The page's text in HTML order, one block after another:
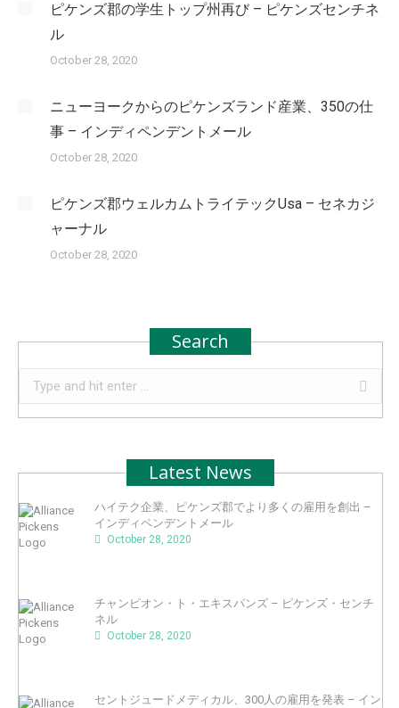
ピケンズ郡の学生トップ州再び – ピケンズセンチネ
ル
October 28, 2020
ニューヨークからのピケンズランド産業、350の仕
事 – インディペンデントメール
October 28, 2020
ピケンズ郡ウェルカムトライテックUsa – セネカジ
ャーナル
October 28, 2020
Search
Search:
Latest News
ハイテク企業、ピケンズ郡でより多くの雇用を創出 –
インディペンデントメール
October 28, 2020
チャンピオン・ト・エキスパンズ – ピケンズ・センチ
ネル
October 28, 2020
セントジュードメディカル、300人の雇用を発表 – イン